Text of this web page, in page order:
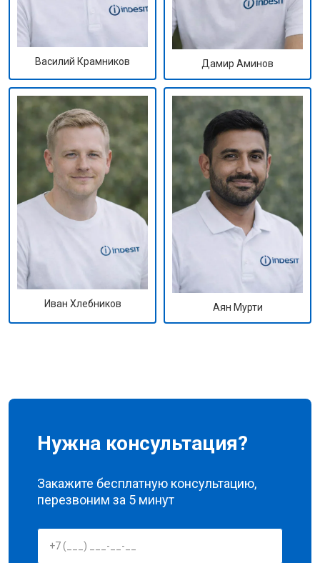
Василий Крамников Дамир Аминов
Иван Хлебников Аян Мурти
Нужна консультация?
Закажите бесплатную консультацию,
перезвоним за 5 минут